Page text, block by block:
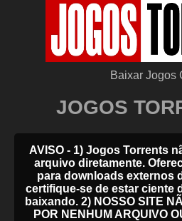
Baixar Jogos
JOGOS
AVISO - 1) Jogos Torrents
arquivo diretamente.
para downloads externos
certifique-se de estar ciente
baixando. 2) NOSSO SITE
POR NENHUM ARQUIVO